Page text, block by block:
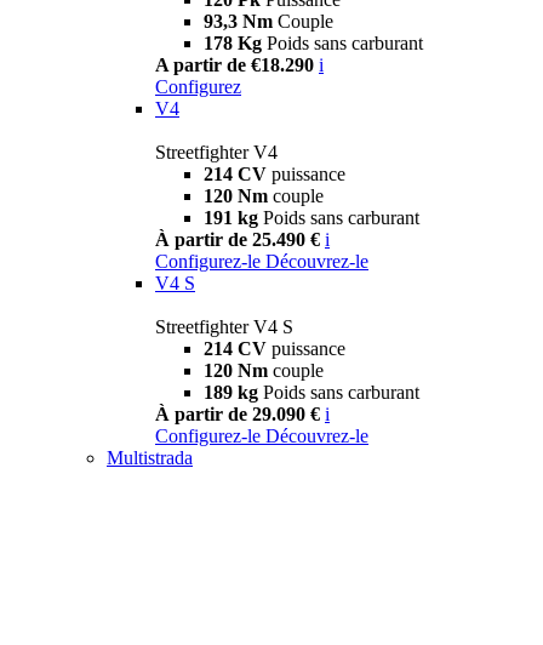
93,3 Nm Couple
178 Kg Poids sans carburant
A partir de €18.290 i
Configurez
V4
Streetfighter V4
214 CV puissance
120 Nm couple
191 kg Poids sans carburant
À partir de 25.490 € i
Configurez-le Découvrez-le
V4 S
Streetfighter V4 S
214 CV puissance
120 Nm couple
189 kg Poids sans carburant
À partir de 29.090 € i
Configurez-le Découvrez-le
Multistrada